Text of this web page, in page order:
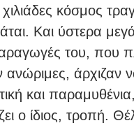
κόσμος
Και ύστερα
του, που
ανώριμες, άρχιζαν
και
ο ίδιος, τροπή.